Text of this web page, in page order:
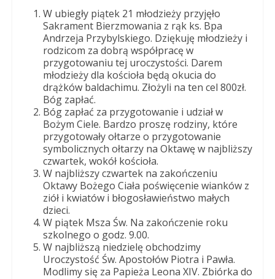
Parafia
Chrystusa
Dobrego
Pasterza
W ubiegły piątek 21 młodzieży przyjęło
Sakrament Bierzmowania z rąk ks. Bpa
Andrzeja Przybylskiego. Dziękuję młodzieży i
rodzicom za dobrą współpracę w
przygotowaniu tej uroczystości. Darem
młodzieży dla kościoła będą okucia do
drążków baldachimu. Złożyli na ten cel 800zł.
Bóg zapłać.
Bóg zapłać za przygotowanie i udział w
Bożym Ciele. Bardzo proszę rodziny, które
przygotowały ołtarze o przygotowanie
symbolicznych ołtarzy na Oktawę w najbliższy
czwartek, wokół kościoła.
W najbliższy czwartek na zakończeniu
Oktawy Bożego Ciała poświęcenie wianków z
ziół i kwiatów i błogosławieństwo małych
dzieci.
W piątek Msza Św. Na zakończenie roku
szkolnego o godz. 9.00.
W najbliższą niedzielę obchodzimy
Uroczystość Św. Apostołów Piotra i Pawła.
Modlimy się za Papieża Leona XIV. Zbiórka do